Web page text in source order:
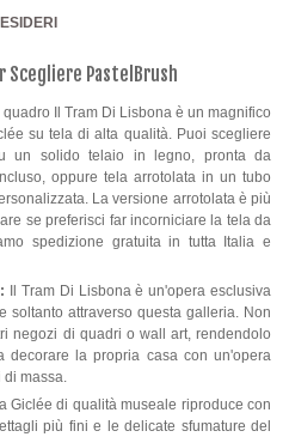
Scegliere PastelBrush
Il quadro Il Tram Di Lisbona è un magnifico
su tela di alta qualità. Puoi scegliere
un solido telaio in legno, pronta da
oppure tela arrotolata in un tubo
La versione arrotolata è più
se preferisci far incorniciare la tela da
spedizione gratuita in tutta Italia e
Il Tram Di Lisbona è un'opera esclusiva
soltanto attraverso questa galleria. Non
negozi di quadri o wall art, rendendolo
decorare la propria casa con un'opera
massa.
Giclée di qualità museale riproduce con
più fini e le delicate sfumature del